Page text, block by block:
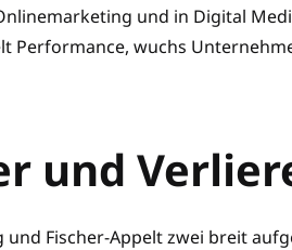
und in Digital
Performance, wuchs
und
Fischer-Appelt zwei breit